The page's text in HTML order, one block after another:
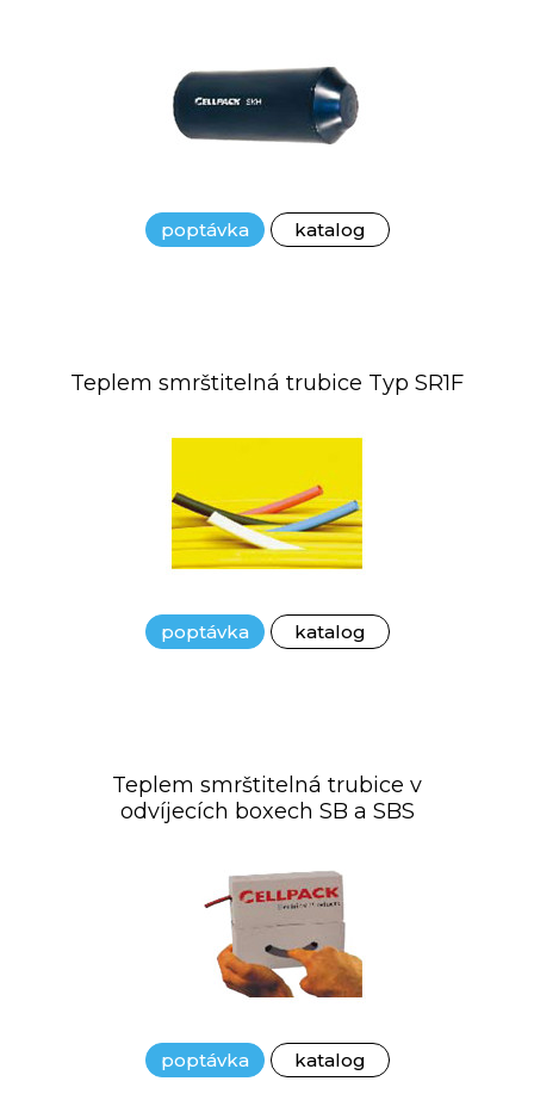
poptávka katalog
Teplem smrštitelná trubice Typ SR1F
poptávka katalog
Teplem smrštitelná trubice v
odvíjecích boxech SB a SBS
poptávka katalog